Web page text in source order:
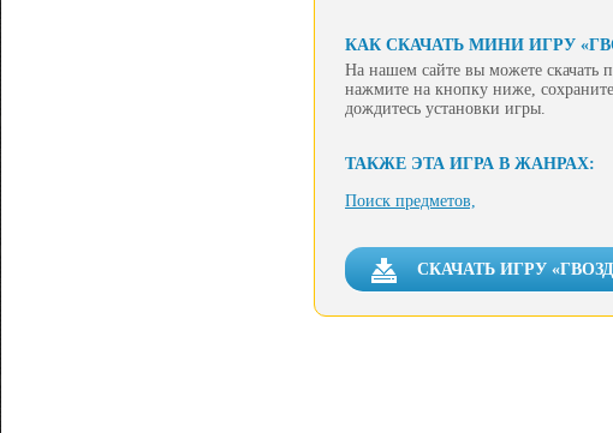
КАК СКАЧАТЬ МИНИ ИГРУ
На нашем сайте вы можете скачать
нажмите на кнопку ниже,
дождитесь установки игры.
ТАКЖЕ ЭТА ИГРА В ЖАНРАХ:
Поиск предметов,
СКАЧАТЬ ИГРУ